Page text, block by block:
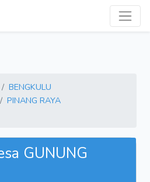
BENGKULU
PINANG RAYA
GUNUNG